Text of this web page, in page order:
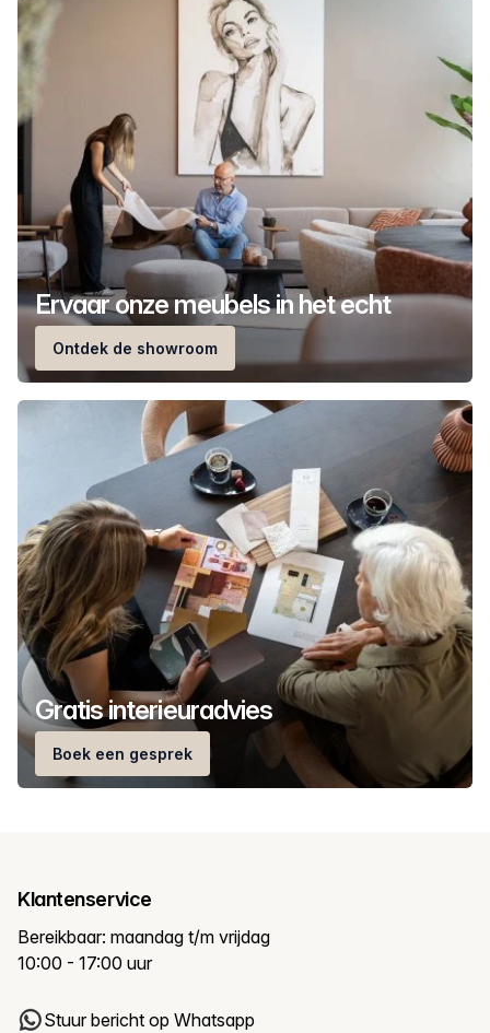
Ervaar onze meubels in het echt
Ontdek de showroom
Gratis interieuradvies
Boek een gesprek
Klantenservice
Bereikbaar: maandag t/m vrijdag
10:00 - 17:00 uur
Stuur bericht op Whatsapp